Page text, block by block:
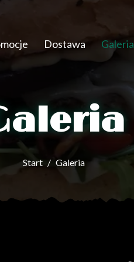
Dostawa Galeria
Start Galeria